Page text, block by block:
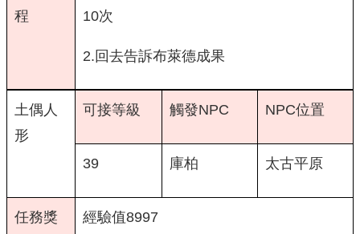
程
10次
2.回去告訴布萊德成果
土偶人
形
可接等級 觸發NPC NPC位置
39 庫柏 太古平原
任務獎
經驗值8997